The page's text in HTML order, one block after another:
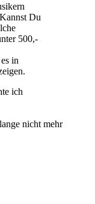
Du
500,-
in
ich
nicht mehr